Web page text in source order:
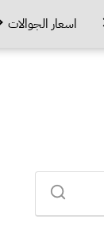
اسعار الجوالات